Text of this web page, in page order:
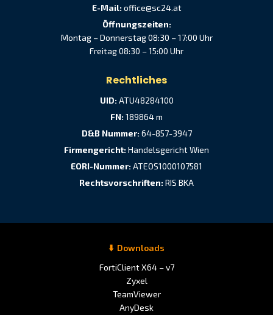
E-Mail: office@sc24.at
Öffnungszeiten:
Montag – Donnerstag 08:30 – 17:00 Uhr
Freitag 08:30 – 15:00 Uhr
Rechtliches
UID:ATU48284100
FN:189864 m
D&B Nummer:64-857-3947
Firmengericht:Handelsgericht Wien
EORI-Nummer:ATEOS1000107581
Rechtsvorschriften:RIS BKA
Downloads
FortiClient X64 – v7
Zyxel
TeamViewer
AnyDesk